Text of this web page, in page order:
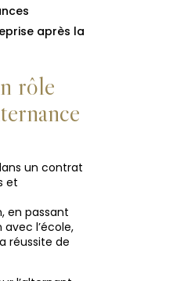
après la
rôle
un contrat
et
en passant
l’école,
réussite de